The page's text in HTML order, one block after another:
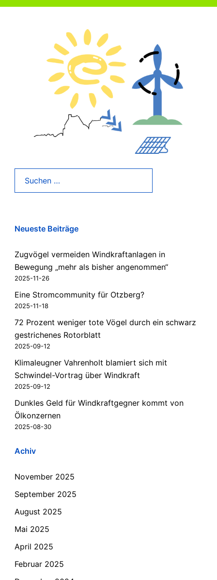
nach:
Neueste Beiträge
Zugvögel vermeiden Windkraftanlagen in
Bewegung „mehr als bisher angenommen“
2025-11-26
Eine Stromcommunity für Otzberg?
2025-11-18
72 Prozent weniger tote Vögel durch ein schwarz
gestrichenes Rotorblatt
2025-09-12
Klimaleugner Vahrenholt blamiert sich mit
Schwindel-Vortrag über Windkraft
2025-09-12
Dunkles Geld für Windkraftgegner kommt von
Ölkonzernen
2025-08-30
Achiv
November 2025
September 2025
August 2025
Mai 2025
April 2025
Februar 2025